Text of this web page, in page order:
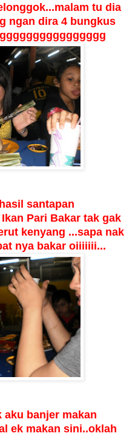
tu dia
ngan dira 4 bungkus
santapan
Pari Bakar tak gak
kenyang ...sapa nak
nya bakar oiiiiiii...
aku banjer makan
ek makan sini..oklah